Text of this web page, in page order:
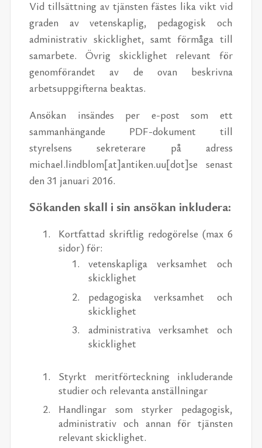
Vid tillsättning av tjänsten fästes lika vikt vid
graden av vetenskaplig, pedagogisk och
administrativ skicklighet, samt förmåga till
samarbete. Övrig skicklighet relevant för
genomförandet av de ovan beskrivna
arbetsuppgifterna beaktas.
Ansökan insändes per e-post som ett
sammanhängande PDF-dokument till
styrelsens sekreterare på adress
michael.lindblom[at]antiken.uu[dot]se senast
den 31 januari 2016.
Sökanden skall i sin ansökan inkludera:
Kortfattad skriftlig redogörelse (max 6
sidor) för:
vetenskapliga verksamhet och
skicklighet
pedagogiska verksamhet och
skicklighet
administrativa verksamhet och
skicklighet
Styrkt meritförteckning inkluderande
studier och relevanta anställningar
Handlingar som styrker pedagogisk,
administrativ och annan för tjänsten
relevant skicklighet.